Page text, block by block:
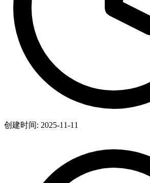
创建时间: 2025-11-11